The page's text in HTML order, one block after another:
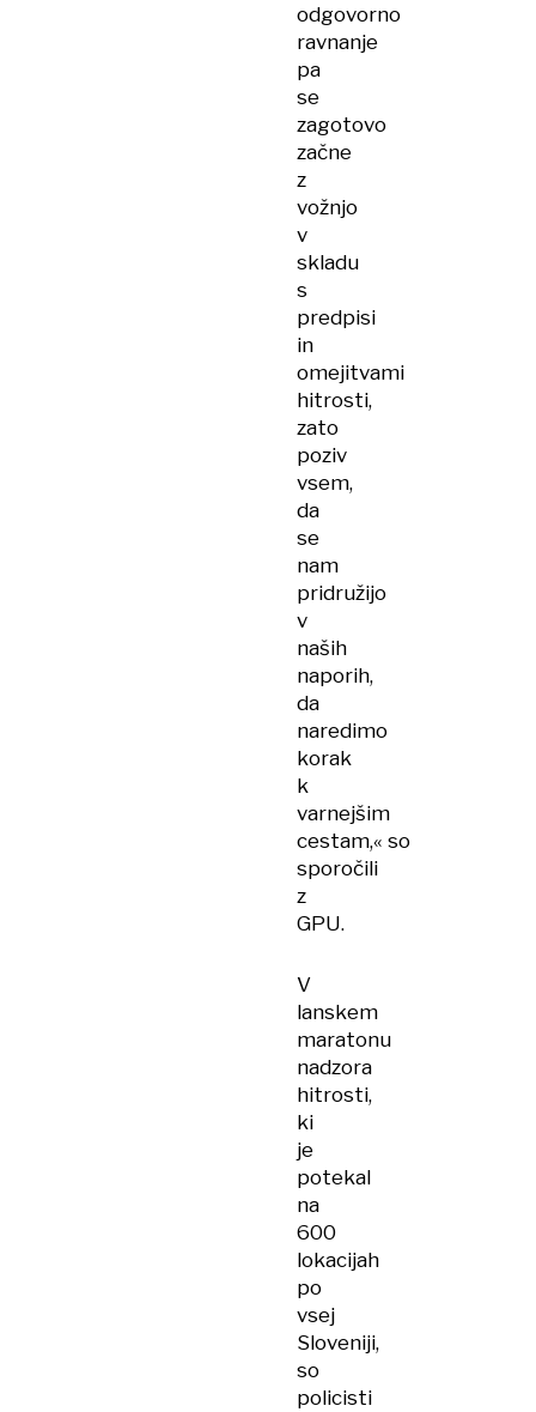
odgovorno
ravnanje
pa
se
zagotovo
začne
z
vožnjo
v
skladu
s
predpisi
in
omejitvami
hitrosti,
zato
poziv
vsem,
da
se
nam
pridružijo
v
naših
naporih,
da
naredimo
korak
k
varnejšim
cestam,« so
sporočili
z
GPU.
V
lanskem
maratonu
nadzora
hitrosti,
ki
je
potekal
na
600
lokacijah
po
vsej
Sloveniji,
so
policisti